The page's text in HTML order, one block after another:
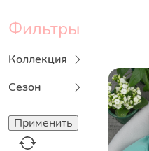
Фильтры
Коллекция
Сезон